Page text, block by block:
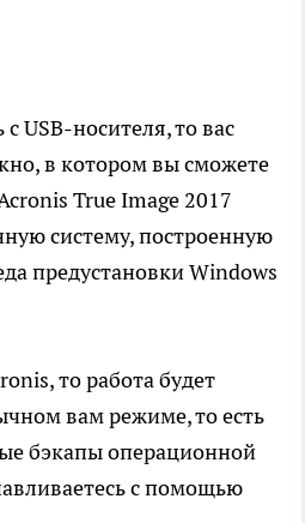
USB-носителя, то вас
в котором вы сможете
True Image 2017
систему, построенную
предустановки Windows
то работа будет
вам режиме, то есть
бэкапы операционной
с помощью